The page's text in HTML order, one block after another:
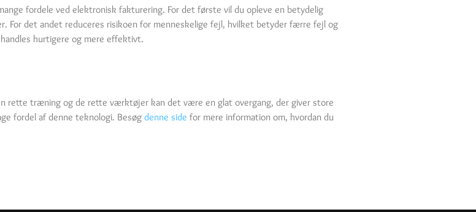
fordele ved elektronisk fakturering. For det første vil du opleve en betydelig
For det andet reduceres risikoen for menneskelige fejl, hvilket betyder færre fejl og
hurtigere og mere effektivt.
rette træning og de rette værktøjer kan det være en glat overgang, der giver store
fordel af denne teknologi. Besøg denne side for mere information om, hvordan du